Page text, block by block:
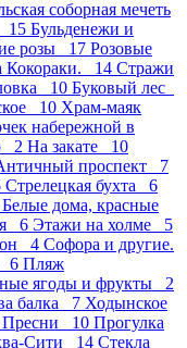
соборная мечеть
15 Бульденежи и
розы 17 Розовые
Кокораки. 14 Стражи
10 Буковый лес
10 Храм-маяк
набережной в
2 На закате 10
проспект 7
Стрелецкая бухта 6
Белые дома, красные
6 Этажи на холме 5
4 Софора и другие.
6 Пляж
ягоды и фрукты 2
балка 7 Ходынское
Пресни 10 Прогулка
Сити 14 Стекла